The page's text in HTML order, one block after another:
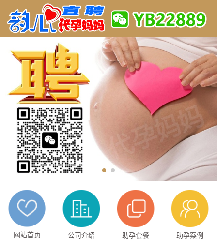
网站首页 公司介绍 助孕套餐 助孕案例